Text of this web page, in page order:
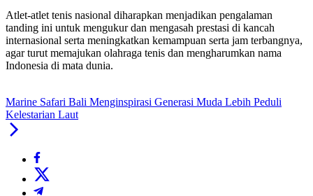
Atlet-atlet tenis nasional diharapkan menjadikan pengalaman
tanding ini untuk mengukur dan mengasah prestasi di kancah
internasional serta meningkatkan kemampuan serta jam terbangnya,
agar turut memajukan olahraga tenis dan mengharumkan nama
Indonesia di mata dunia.
Marine Safari Bali Menginspirasi Generasi Muda Lebih Peduli
Kelestarian Laut